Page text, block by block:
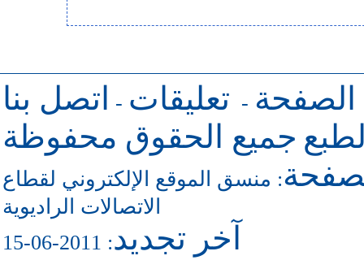
الصفحة - تعليقات -
اتصل بنا
جميع الحقوق محفوظة
: منسق الموقع الإلكتروني لقطاع
الاتصالات الراديوية
آخر تجديد: 2011-06-15